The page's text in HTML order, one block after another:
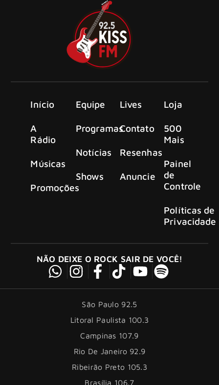
Início
A
Rádio
Músicas
Promoções
Equipe
Programas
Notícias
Shows
Lives
Contato
Resenhas
Anuncie
Loja
500
Mais
Painel
de
Controle
Políticas de
Privacidade
NÃO DEIXE O ROCK SAIR DE VOCÊ!
São Paulo 92.5
Litoral Paulista 100.3
Campinas 107.9
Rio De Janeiro 92.9
Ribeirão Preto 105.3
Brasília 106.7